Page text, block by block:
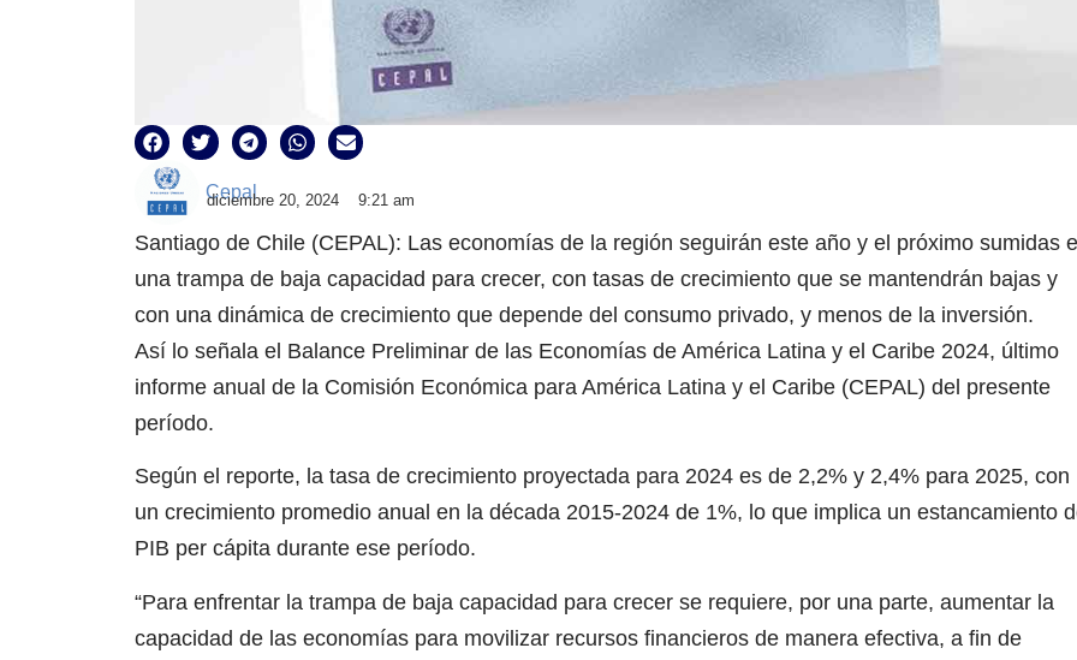
Cepal
diciembre 20, 2024 9:21 am
Santiago de Chile (CEPAL): Las economías de la región seguirán este año y el próximo sumidas
una trampa de baja capacidad para crecer, con tasas de crecimiento que se mantendrán bajas y
con una dinámica de crecimiento que depende del consumo privado, y menos de la inversión.
Así lo señala el Balance Preliminar de las Economías de América Latina y el Caribe 2024, último
informe anual de la Comisión Económica para América Latina y el Caribe (CEPAL) del presente
período.
Según el reporte, la tasa de crecimiento proyectada para 2024 es de 2,2% y 2,4% para 2025, con
un crecimiento promedio anual en la década 2015-2024 de 1%, lo que implica un estancamiento
PIB per cápita durante ese período.
“Para enfrentar la trampa de baja capacidad para crecer se requiere, por una parte, aumentar la
capacidad de las economías para movilizar recursos financieros de manera efectiva, a fin de